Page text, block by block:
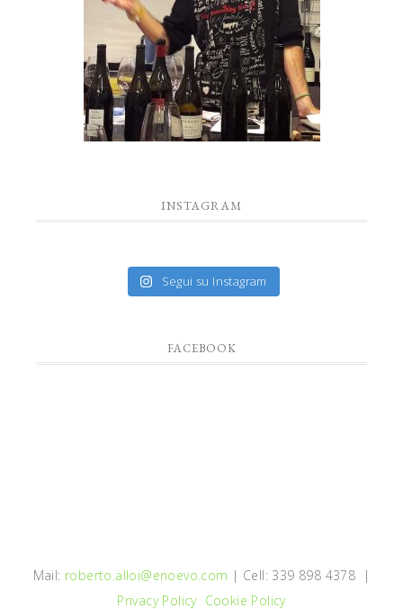
INSTAGRAM
Segui su Instagram
FACEBOOK
Mail: roberto.alloi@enoevo.com | Cell: 339 898 4378 |
Privacy Policy Cookie Policy